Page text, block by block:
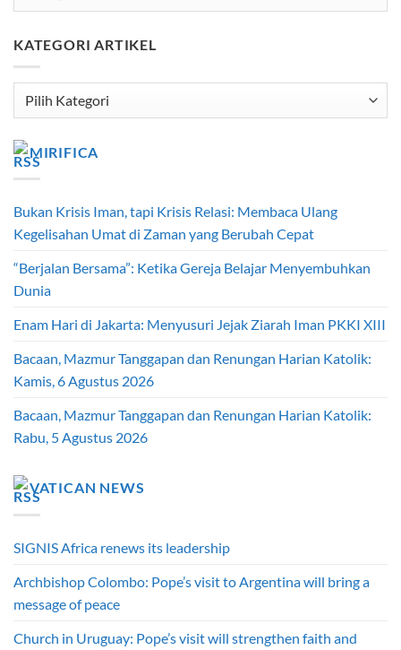
KATEGORI ARTIKEL
Kategori
MIRIFICA
Bukan Krisis Iman, tapi Krisis Relasi: Membaca Ulang
Kegelisahan Umat di Zaman yang Berubah Cepat
“Berjalan Bersama”: Ketika Gereja Belajar Menyembuhkan
Dunia
Enam Hari di Jakarta: Menyusuri Jejak Ziarah Iman PKKI XIII
Bacaan, Mazmur Tanggapan dan Renungan Harian Katolik:
Kamis, 6 Agustus 2026
Bacaan, Mazmur Tanggapan dan Renungan Harian Katolik:
Rabu, 5 Agustus 2026
VATICAN NEWS
SIGNIS Africa renews its leadership
Archbishop Colombo: Pope’s visit to Argentina will bring a
message of peace
Church in Uruguay: Pope’s visit will strengthen faith and